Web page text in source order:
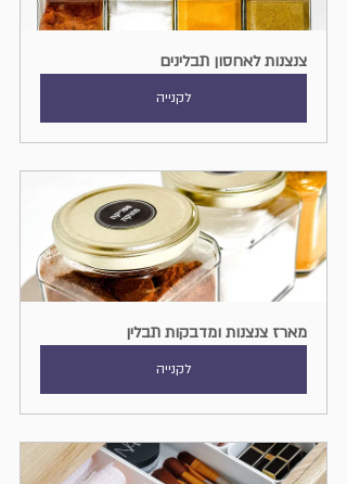
צנצנות לאחסון תבלינים
לקנייה
מארז צנצנות ומדבקות תבלין
לקנייה